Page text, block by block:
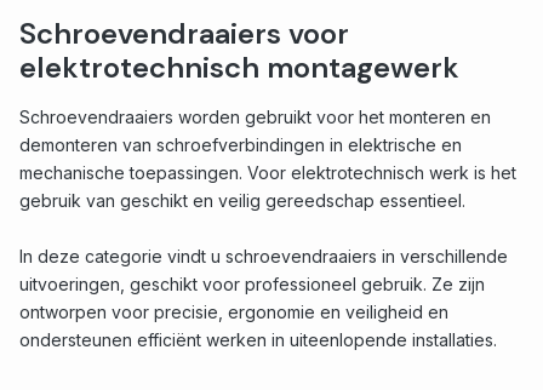
Schroevendraaiers voor
elektrotechnisch montagewerk
Schroevendraaiers worden gebruikt voor het monteren en
demonteren van schroefverbindingen in elektrische en
mechanische toepassingen. Voor elektrotechnisch werk is het
gebruik van geschikt en veilig gereedschap essentieel.
In deze categorie vindt u schroevendraaiers in verschillende
uitvoeringen, geschikt voor professioneel gebruik. Ze zijn
ontworpen voor precisie, ergonomie en veiligheid en
ondersteunen efficiënt werken in uiteenlopende installaties.